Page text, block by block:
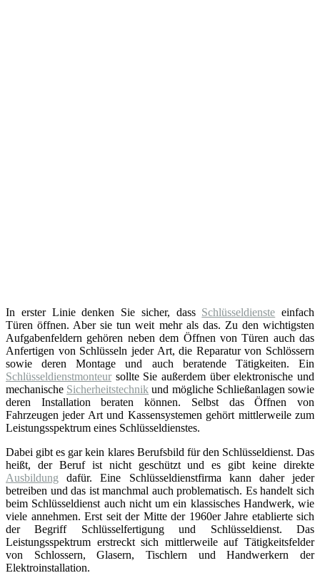
In erster Linie denken Sie sicher, dass Schlüsseldienste einfach
Türen öffnen. Aber sie tun weit mehr als das. Zu den wichtigsten
Aufgabenfeldern gehören neben dem Öffnen von Türen auch das
Anfertigen von Schlüsseln jeder Art, die Reparatur von Schlössern
sowie deren Montage und auch beratende Tätigkeiten. Ein
Schlüsseldienstmonteur sollte Sie außerdem über elektronische und
mechanische Sicherheitstechnik und mögliche Schließanlagen sowie
deren Installation beraten können. Selbst das Öffnen von
Fahrzeugen jeder Art und Kassensystemen gehört mittlerweile zum
Leistungsspektrum eines Schlüsseldienstes.
Dabei gibt es gar kein klares Berufsbild für den Schlüsseldienst. Das
heißt, der Beruf ist nicht geschützt und es gibt keine direkte
Ausbildung dafür. Eine Schlüsseldienstfirma kann daher jeder
betreiben und das ist manchmal auch problematisch. Es handelt sich
beim Schlüsseldienst auch nicht um ein klassisches Handwerk, wie
viele annehmen. Erst seit der Mitte der 1960er Jahre etablierte sich
der Begriff Schlüsselfertigung und Schlüsseldienst. Das
Leistungsspektrum erstreckt sich mittlerweile auf Tätigkeitsfelder
von Schlossern, Glasern, Tischlern und Handwerkern der
Elektroinstallation.